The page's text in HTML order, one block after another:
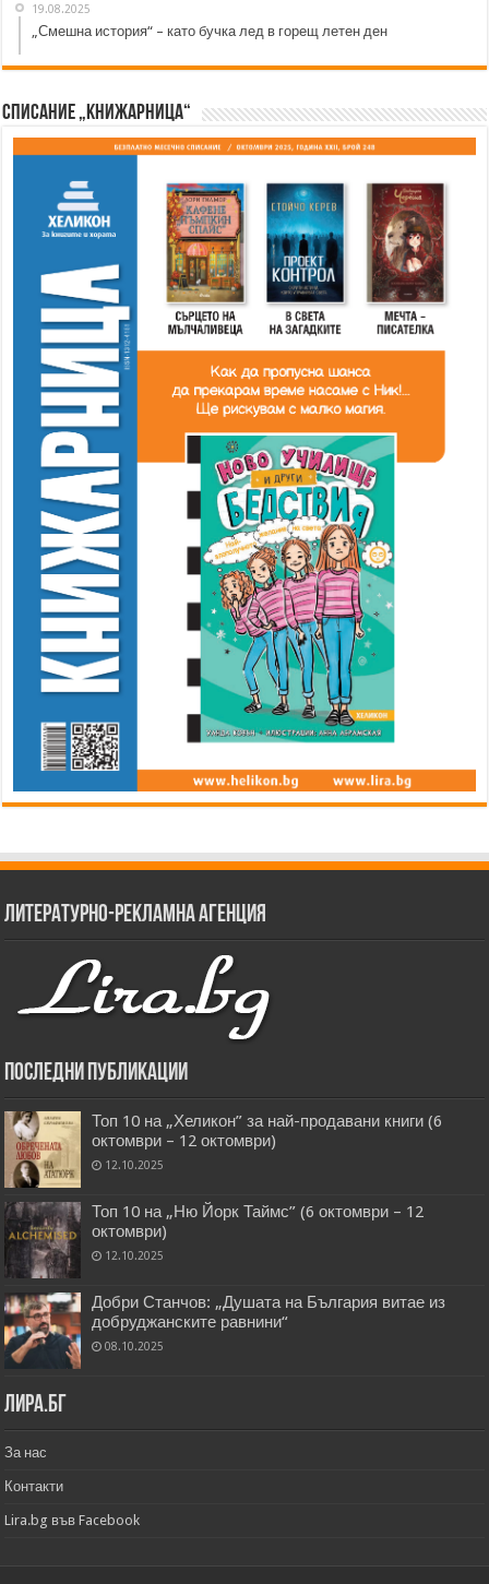
19.08.2025
„Смешна история“ – като бучка лед в горещ летен ден
Списание „Книжарница“
Литературно-рекламна агенция
Последни публикации
Топ 10 на „Хеликон” за най-продавани книги (6
октомври – 12 октомври)
12.10.2025
Топ 10 на „Ню Йорк Таймс” (6 октомври – 12
октомври)
12.10.2025
Добри Станчов: „Душата на България витае из
добруджанските равнини“
08.10.2025
Лира.бг
За нас
Контакти
Lira.bg във Facebook